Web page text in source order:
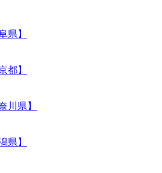
県】
都】
川県】
県】